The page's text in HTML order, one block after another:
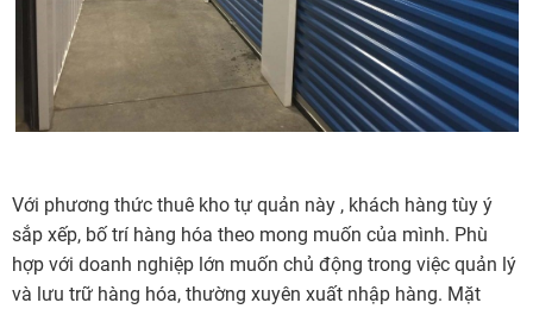
Với phương thức thuê kho tự quản này , khách hàng tùy ý
sắp xếp, bố trí hàng hóa theo mong muốn của mình. Phù
hợp với doanh nghiệp lớn muốn chủ động trong việc quản lý
và lưu trữ hàng hóa, thường xuyên xuất nhập hàng. Mặt